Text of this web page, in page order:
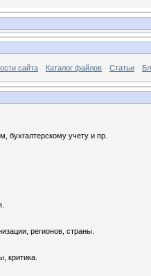
сайта Каталог файлов Статьи
бухгалтерскому учету и пр.
регионов, страны.
критика.